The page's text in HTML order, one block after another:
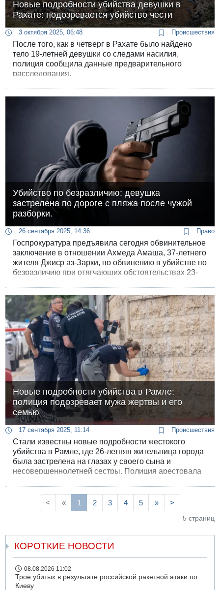
Новые подробности убийства девушки в
Рахате: подозревается убийство чести
3 октября 2025, 06:48 Происшествия
После того, как в четверг в Рахате было найдено
тело 19-летней девушки со следами насилия,
полиция сообщила данные предварительного
расследования.
Убийство по безразличию: девушка
застрелена по дороге с пляжа после чужой
разборки.
26 сентября 2025, 14:36 Право
Госпрокуратура предъявила сегодня обвинительное
заключение в отношении Ахмеда Амаша, 37-летнего
жителя Джиср аз-Зарки, по обвинению в убийстве по
безразличию при отягчающих обстоятельствах 23-
Новые подробности убийства в Рамле:
полиция подозревает мужа жертвы и его
семью
17 сентября 2025, 11:14 Происшествия
Стали известны новые подробности жестокого
убийства в Рамле, где 26-летняя жительница города
была застрелена на глазах у своего сына и
несовершеннолетней сестры. Полиция арестовала
< « 1 2 3 4 5 » >
5 страниц
КОРОТКИЕ НОВОСТИ
08.08.2026 11:02
Трое убитых в результате российской ракетной атаки по
Киеву